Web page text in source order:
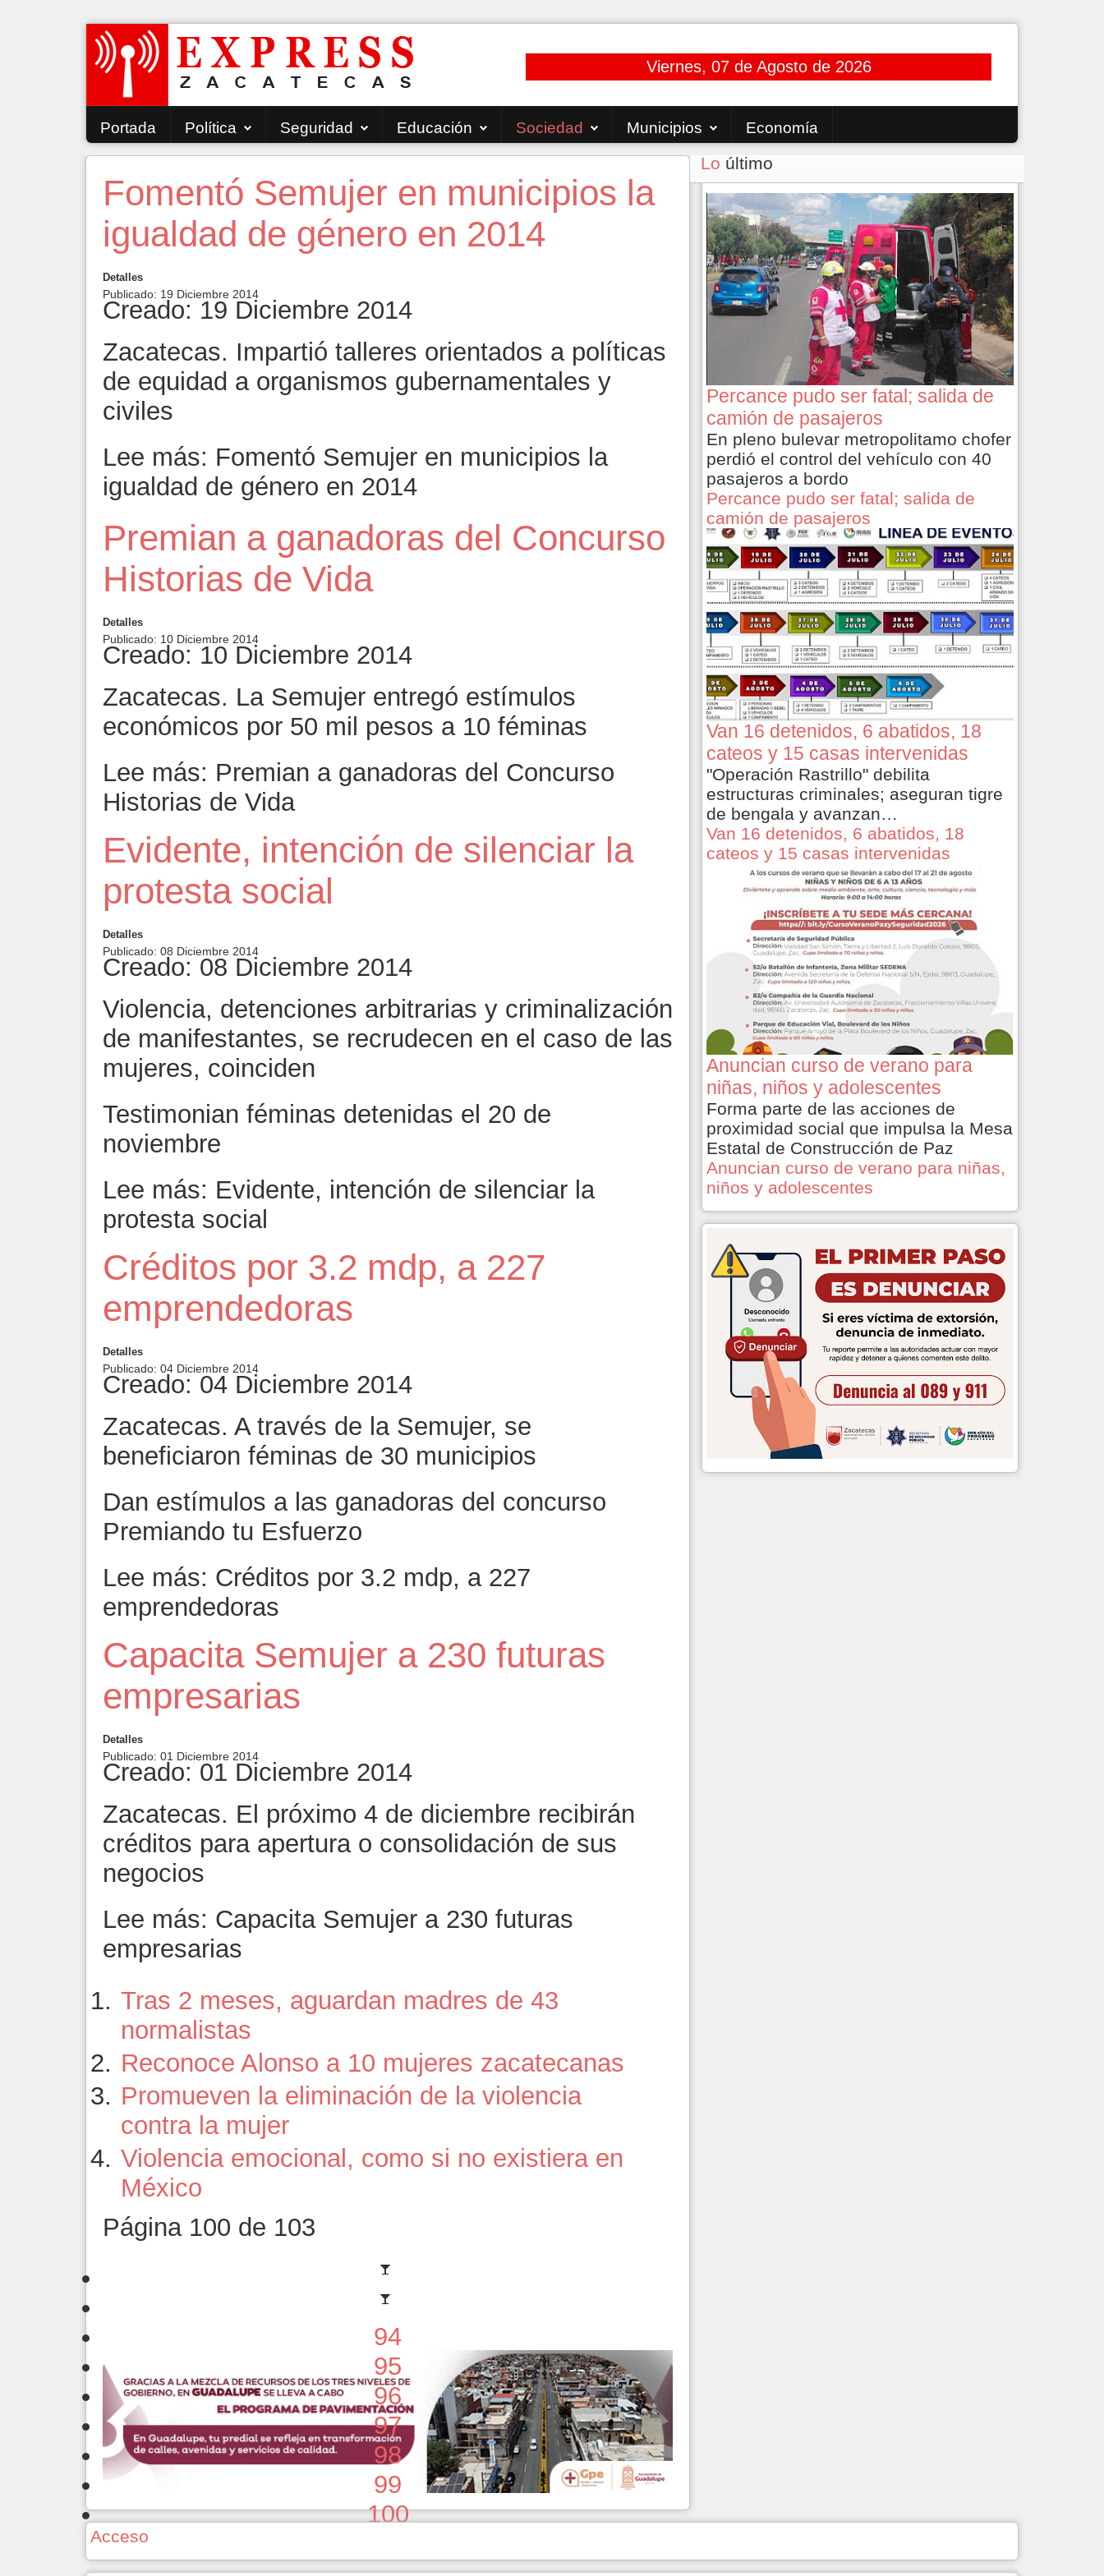
Viernes, 07 de Agosto de 2026
Portada Política Seguridad Educación Sociedad Municipios Economía
Fomentó Semujer en municipios la
igualdad de género en 2014
Detalles
Publicado: 19 Diciembre 2014
Creado: 19 Diciembre 2014
Zacatecas. Impartió talleres orientados a políticas
de equidad a organismos gubernamentales y
civiles
Lee más: Fomentó Semujer en municipios la
igualdad de género en 2014
Premian a ganadoras del Concurso
Historias de Vida
Detalles
Publicado: 10 Diciembre 2014
Creado: 10 Diciembre 2014
Zacatecas. La Semujer entregó estímulos
económicos por 50 mil pesos a 10 féminas
Lee más: Premian a ganadoras del Concurso
Historias de Vida
Evidente, intención de silenciar la
protesta social
Detalles
Publicado: 08 Diciembre 2014
Creado: 08 Diciembre 2014
Violencia, detenciones arbitrarias y criminalización
de manifestantes, se recrudecen en el caso de las
mujeres, coinciden
Testimonian féminas detenidas el 20 de
noviembre
Lee más: Evidente, intención de silenciar la
protesta social
Créditos por 3.2 mdp, a 227
emprendedoras
Detalles
Publicado: 04 Diciembre 2014
Creado: 04 Diciembre 2014
Zacatecas. A través de la Semujer, se
beneficiaron féminas de 30 municipios
Dan estímulos a las ganadoras del concurso
Premiando tu Esfuerzo
Lee más: Créditos por 3.2 mdp, a 227
emprendedoras
Capacita Semujer a 230 futuras
empresarias
Detalles
Publicado: 01 Diciembre 2014
Creado: 01 Diciembre 2014
Zacatecas. El próximo 4 de diciembre recibirán
créditos para apertura o consolidación de sus
negocios
Lee más: Capacita Semujer a 230 futuras
empresarias
Tras 2 meses, aguardan madres de 43
normalistas
Reconoce Alonso a 10 mujeres zacatecanas
Promueven la eliminación de la violencia
contra la mujer
Violencia emocional, como si no existiera en
México
Página 100 de 103
94
95
96
97
98
99
100
Lo último
Percance pudo ser fatal; salida de
camión de pasajeros
En pleno bulevar metropolitamo chofer
perdió el control del vehículo con 40
pasajeros a bordo
Percance pudo ser fatal; salida de
camión de pasajeros
Van 16 detenidos, 6 abatidos, 18
cateos y 15 casas intervenidas
"Operación Rastrillo" debilita
estructuras criminales; aseguran tigre
de bengala y avanzan…
Van 16 detenidos, 6 abatidos, 18
cateos y 15 casas intervenidas
Anuncian curso de verano para
niñas, niños y adolescentes
Forma parte de las acciones de
proximidad social que impulsa la Mesa
Estatal de Construcción de Paz
Anuncian curso de verano para niñas,
niños y adolescentes
Acceso